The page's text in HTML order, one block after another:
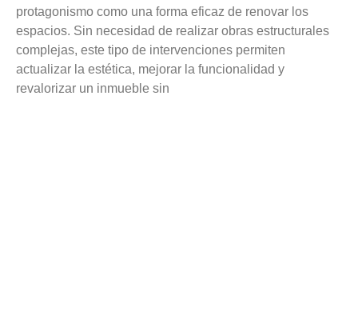
protagonismo como una forma eficaz de renovar los
espacios. Sin necesidad de realizar obras estructurales
complejas, este tipo de intervenciones permiten
actualizar la estética, mejorar la funcionalidad y
revalorizar un inmueble sin